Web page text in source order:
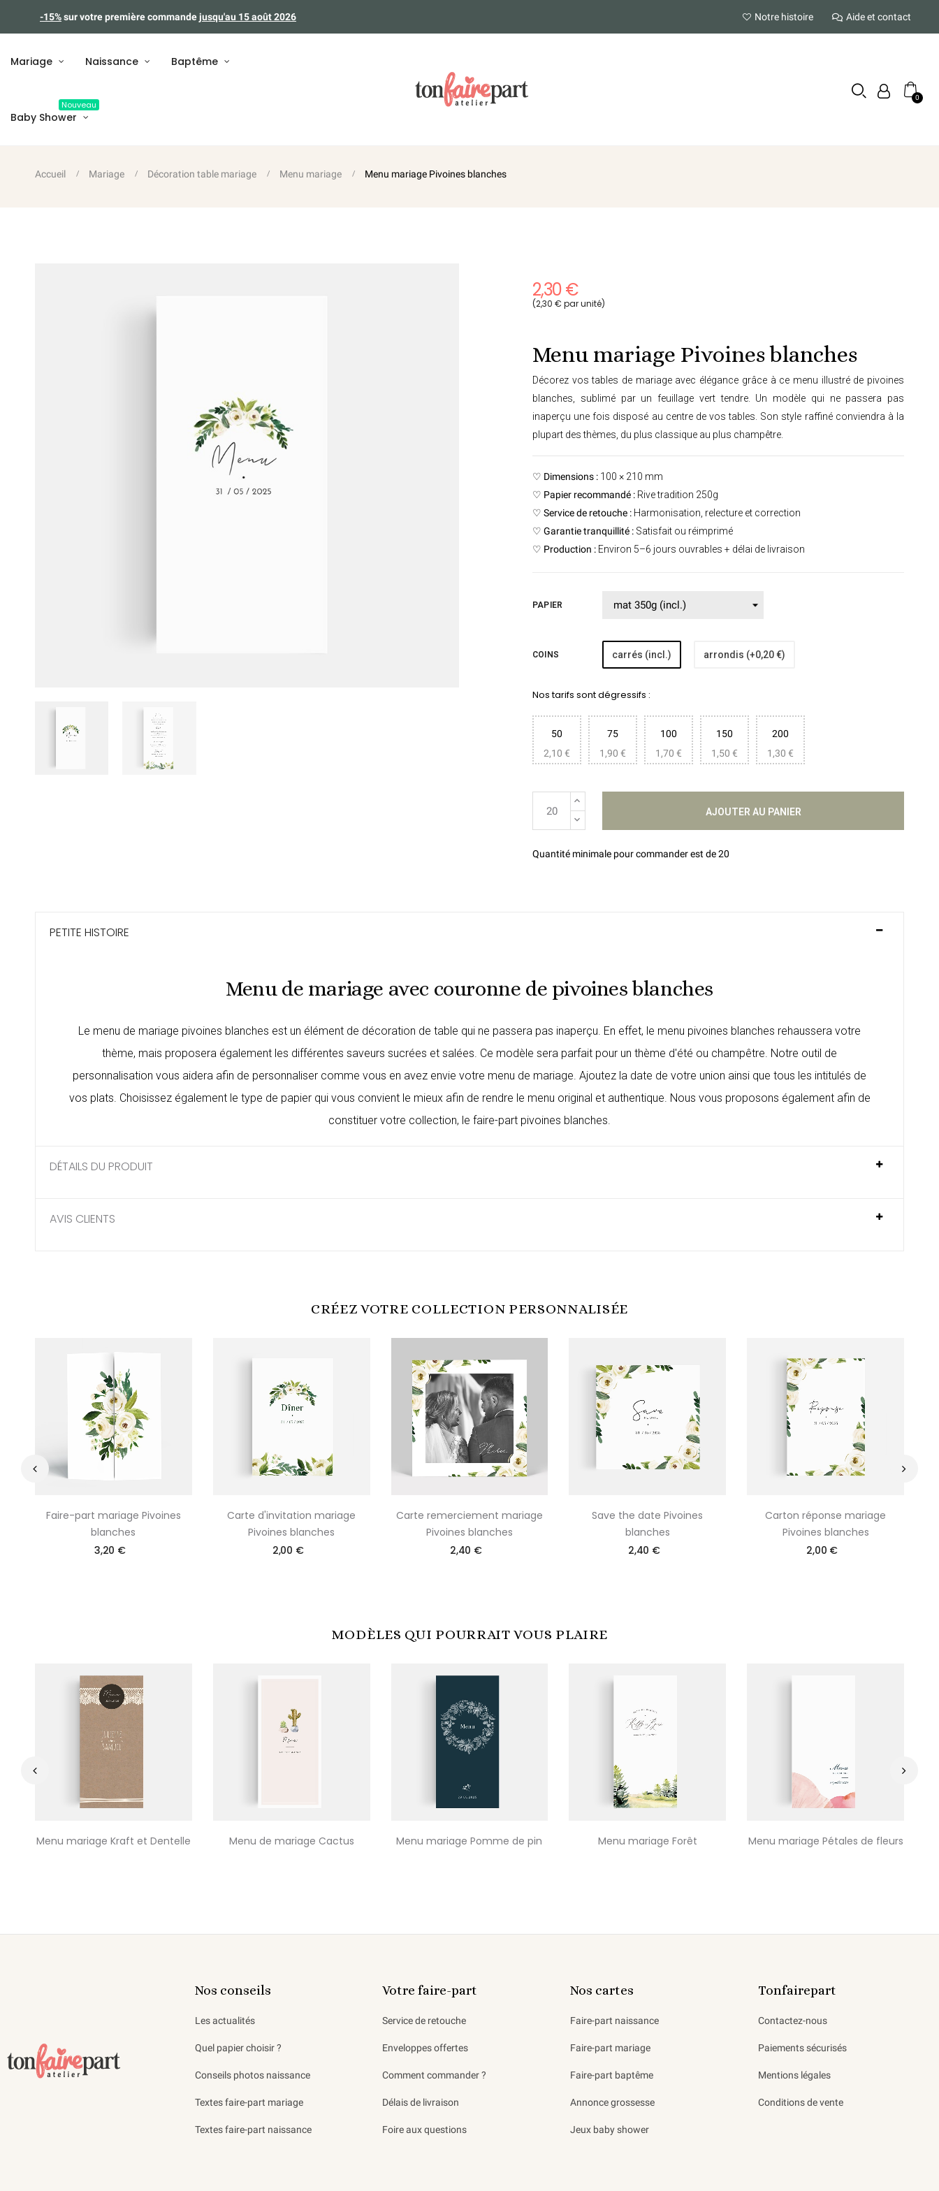
-15%sur votre première commandejusqu'au 15 août 2026 Notre histoire Aide et contact
Mariage Naissance Baptême
Baby Shower
Nouveau
Accueil Mariage Décoration table mariage Menu mariage Menu mariage Pivoines blanches
2,30 €
(2,30 € par unité)
Menu mariage Pivoines blanches
Décorez vos tables de mariage avec élégance grâce à ce menu illustré de pivoines
blanches, sublimé par un feuillage vert tendre. Un modèle qui ne passera pas
inaperçu une fois disposé au centre de vos tables. Son style raffiné conviendra à la
plupart des thèmes, du plus classique au plus champêtre.
♡ Dimensions : 100 × 210 mm
♡ Papier recommandé : Rive tradition 250g
♡ Service de retouche : Harmonisation, relecture et correction
♡ Garantie tranquillité : Satisfait ou réimprimé
♡ Production : Environ 5–6 jours ouvrables + délai de livraison
PAPIER
COINS carrés (incl.) arrondis (+0,20 €)
Nos tarifs sont dégressifs :
50
2,10 €
75
1,90 €
100
1,70 €
150
1,50 €
200
1,30 €
AJOUTER AU PANIER
Quantité minimale pour commander est de 20
PETITE HISTOIRE
Menu de mariage avec couronne de pivoines blanches
Le menu de mariage pivoines blanches est un élément de décoration de table qui ne passera pas inaperçu. En effet, le menu pivoines blanches rehaussera votre
thème, mais proposera également les différentes saveurs sucrées et salées. Ce modèle sera parfait pour un thème d'été ou champêtre. Notre outil de
personnalisation vous aidera afin de personnaliser comme vous en avez envie votre menu de mariage. Ajoutez la date de votre union ainsi que tous les intitulés de
vos plats. Choisissez également le type de papier qui vous convient le mieux afin de rendre le menu original et authentique. Nous vous proposons également afin de
constituer votre collection, le faire-part pivoines blanches.
DÉTAILS DU PRODUIT
AVIS CLIENTS
CRÉEZ VOTRE COLLECTION PERSONNALISÉE
Faire-part mariage Pivoines
blanches
3,20 €
Carte d'invitation mariage
Pivoines blanches
2,00 €
Carte remerciement mariage
Pivoines blanches
2,40 €
Save the date Pivoines
blanches
2,40 €
Carton réponse mariage
Pivoines blanches
2,00 €
MODÈLES QUI POURRAIT VOUS PLAIRE
Menu mariage Kraft et Dentelle Menu de mariage Cactus Menu mariage Pomme de pin Menu mariage Forêt Menu mariage Pétales de fleurs
Nos conseils
Les actualités
Quel papier choisir ?
Conseils photos naissance
Textes faire-part mariage
Textes faire-part naissance
Votre faire-part
Service de retouche
Enveloppes offertes
Comment commander ?
Délais de livraison
Foire aux questions
Nos cartes
Faire-part naissance
Faire-part mariage
Faire-part baptême
Annonce grossesse
Jeux baby shower
Tonfairepart
Contactez-nous
Paiements sécurisés
Mentions légales
Conditions de vente